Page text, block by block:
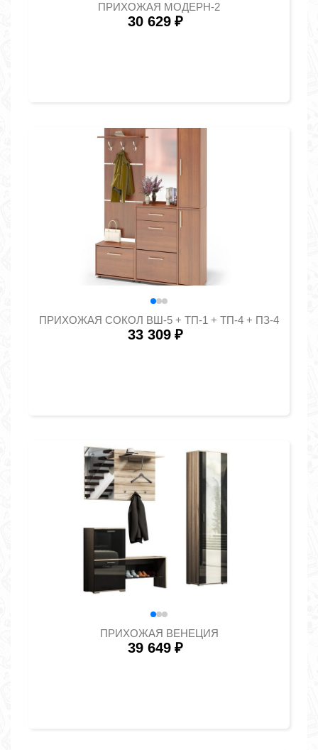
ПРИХОЖАЯ МОДЕРН-2
30 629 ₽
ПРИХОЖАЯ СОКОЛ ВШ-5 + ТП-1 + ТП-4 + ПЗ-4
33 309 ₽
ПРИХОЖАЯ ВЕНЕЦИЯ
39 649 ₽